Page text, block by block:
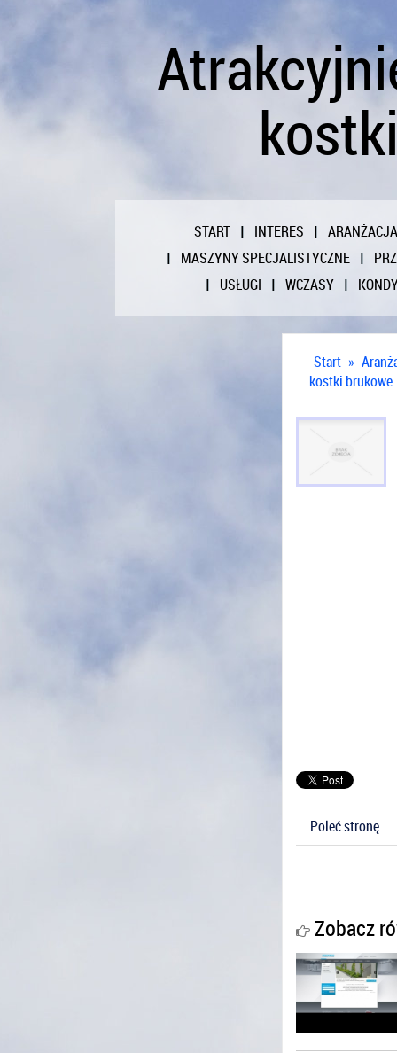
START INTERES
ARANŻACJA
MASZYNY SPECJALISTYCZNE
USŁUGI
WCZASY
Start »
kostki brukowe
Poleć stronę
Zobacz